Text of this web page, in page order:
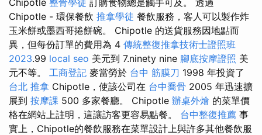
Chipotle 整骨學徒 訂購食物總是觸手可及。 透過
Chipotle - 環保餐飲 推拿學徒 餐飲服務，客人可以製作炸
玉米餅或墨西哥捲餅碗。 Chipotle 的送貨服務因地點而
異，但每份訂單的費用為 4 傳統整復推拿技術士證照班
2023.99 local seo 美元到 7.ninety nine 腳底按摩證照 美
元不等。 工商登記 麥當勞於 台中 筋膜刀 1998 年投資了
台北 推拿 Chipotle，使該公司在 台中喬骨 2005 年迅速擴
展到 按摩課 500 多家餐廳。 Chipotle 辦桌外燴 的菜單價
格在網站上註明，這讓訪客更容易點餐。 台中整復推薦 事
實上，Chipotle的餐飲服務在菜單設計上與許多其他餐飲服